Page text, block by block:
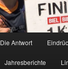
Die Antwort
Jahresberichte